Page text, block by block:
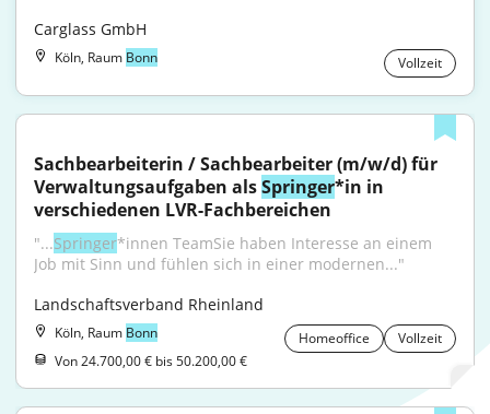
Carglass GmbH
Köln, Raum Bonn Vollzeit
Sachbearbeiterin / Sachbearbeiter (m/w/d) für
Verwaltungsaufgaben als Springer*in in
verschiedenen LVR-Fachbereichen
"...Springer*innen TeamSie haben Interesse an einem
Job mit Sinn und fühlen sich in einer modernen..."
Landschaftsverband Rheinland
Köln, Raum Bonn Homeoffice
Vollzeit
Von 24.700,00 € bis 50.200,00 €